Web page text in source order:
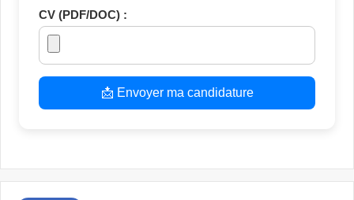
CV (PDF/DOC) :
📩 Envoyer ma candidature